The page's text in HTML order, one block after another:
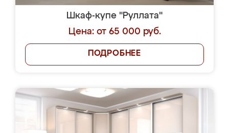
Шкаф-купе "Руллата"
Цена: от 65 000 руб.
ПОДРОБНЕЕ